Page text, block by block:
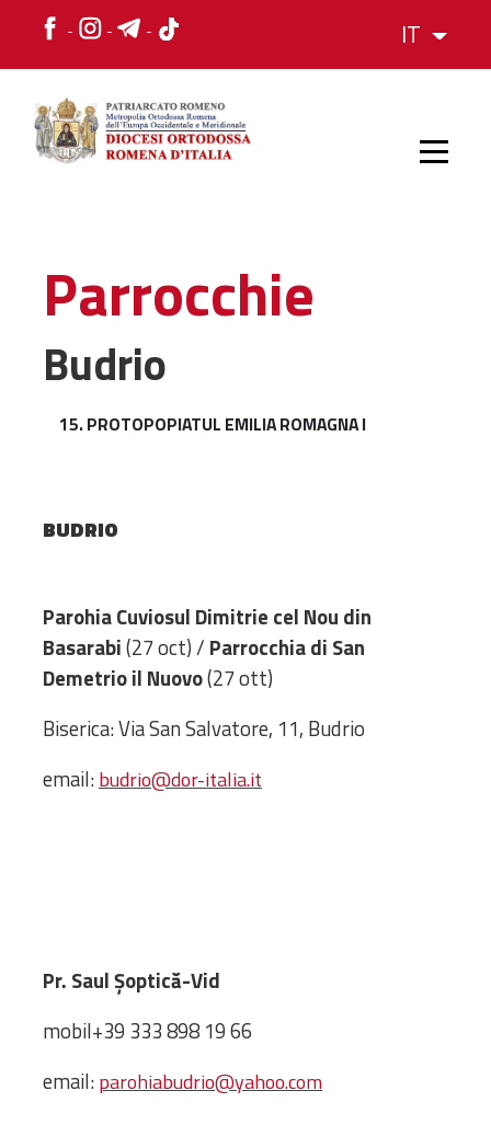
IT
STORIA
chiese e
monumenti
Diaconie
Centri
Biblioteca
Risorse multimediali
Dalla vita
Parrocchie
Budrio
15. PROTOPOPIATUL EMILIA ROMAGNA I
BUDRIO
Parohia Cuviosul Dimitrie cel Nou din
Basarabi(27 oct) / Parrocchia di San
Demetrio il Nuovo(27 ott)
Biserica: Via San Salvatore, 11, Budrio
email:budrio@dor-italia.it
Pr. Saul Șoptică-Vid
mobil+39 333 898 19 66
email:parohiabudrio@yahoo.com